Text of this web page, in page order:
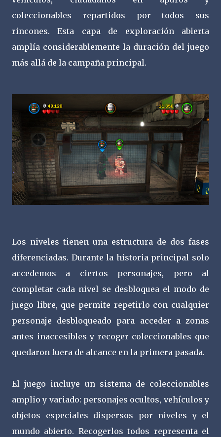
coleccionables repartidos por todos sus
rincones. Esta capa de exploración abierta
amplía considerablemente la duración del juego
más allá de la campaña principal.
Los niveles tienen una estructura de dos fases
diferenciadas. Durante la historia principal solo
accedemos a ciertos personajes, pero al
completar cada nivel se desbloquea el modo de
juego libre, que permite repetirlo con cualquier
personaje desbloqueado para acceder a zonas
antes inaccesibles y recoger coleccionables que
quedaron fuera de alcance en la primera pasada.
El juego incluye un sistema de coleccionables
amplio y variado: personajes ocultos, vehículos y
objetos especiales dispersos por niveles y el
mundo abierto. Recogerlos todos representa el